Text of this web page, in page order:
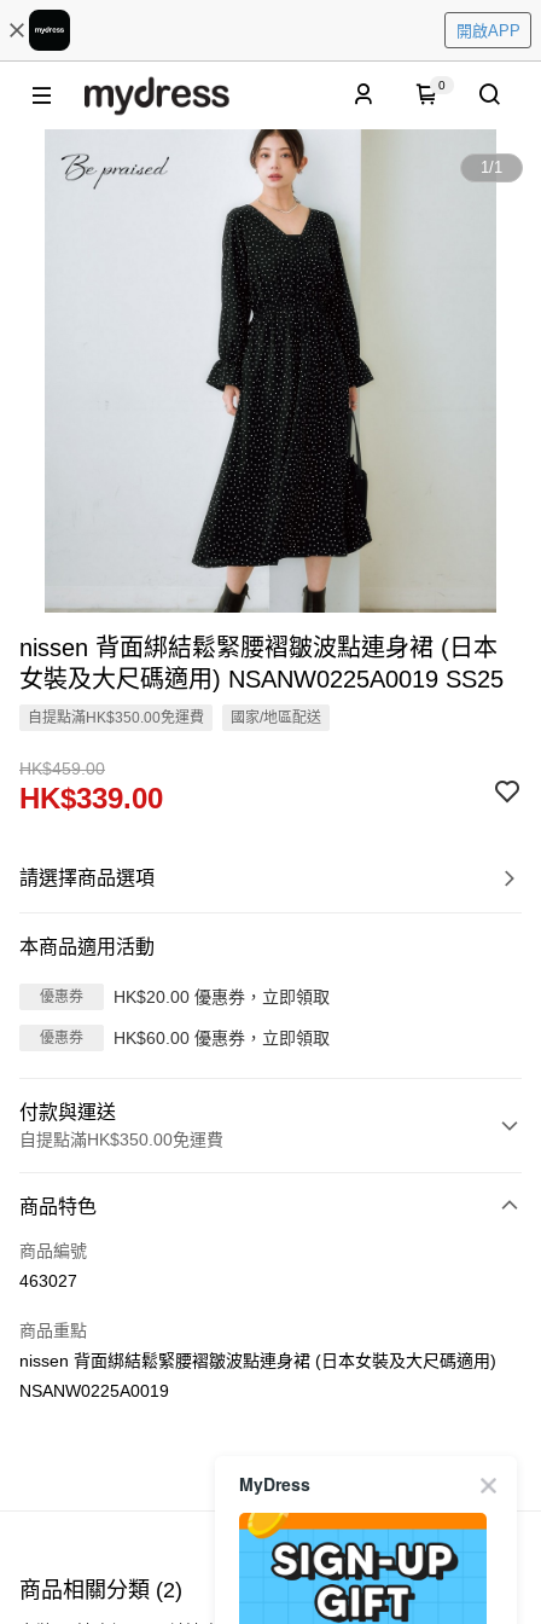
開啟APP
0
1/1
nissen 背面綁結鬆緊腰褶皺波點連身裙 (日本
女裝及大尺碼適用) NSANW0225A0019 SS25
自提點滿HK$350.00免運費 國家/地區配送
HK$459.00
HK$339.00
請選擇商品選項
本商品適用活動
優惠券 HK$20.00 優惠券，立即領取
優惠券 HK$60.00 優惠券，立即領取
付款與運送
自提點滿HK$350.00免運費
信用卡
Apple Pay
PayMe
WeChat Pay
每筆HK$40.00，滿HK$350.00或以上免運費
付款後順豐站及營業點
每筆HK$40.00，滿HK$350.00或以上免運費
商品特色
商品編號
463027
商品重點
nissen 背面綁結鬆緊腰褶皺波點連身裙 (日本女裝及大尺碼適用)
NSANW0225A0019
商品推薦
商品相關分類 (2)
MyDress